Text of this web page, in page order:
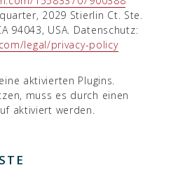
2029 Stierlin Ct. Ste.
94043, USA. Datenschutz:
legal/privacy-policy
aktivierten Plugins.
muss es durch einen
aktiviert werden.